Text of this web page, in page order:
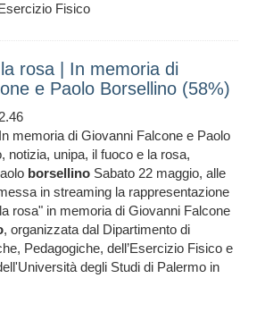
Fisico
rosa | In memoria di
e Paolo Borsellino (58%)
memoria di Giovanni Falcone e Paolo
notizia, unipa, il fuoco e la rosa,
borsellino Sabato 22 maggio, alle
in streaming la rappresentazione
rosa" in memoria di Giovanni Falcone
, organizzata dal Dipartimento di
Pedagogiche, dell’Esercizio Fisico e
degli Studi di Palermo in